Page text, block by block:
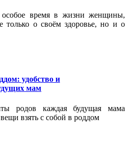
время в жизни женщины,
только о своём здоровье, но и о
удобство и
мам
родов каждая будущая мама
взять с собой в роддом